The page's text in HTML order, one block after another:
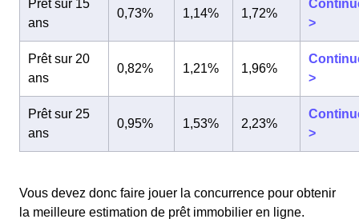
Prêt sur 15
ans
0,73% 1,14% 1,72%
>
Prêt sur 20
ans
0,82% 1,21% 1,96%
>
Prêt sur 25
ans
0,95% 1,53% 2,23%
>
Vous devez donc faire jouer la concurrence pour obtenir
la meilleure estimation de prêt immobilier en ligne.